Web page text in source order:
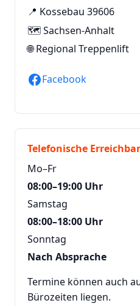
📍 Kossebau 39606
🗺️ Sachsen-Anhalt
🌐Regional Treppenlift
Facebook
Telefonische
Mo–Fr
08:00–19:00 Uhr
Samstag
08:00–18:00 Uhr
Sonntag
Nach Absprache
Termine können auch
Bürozeiten liegen.